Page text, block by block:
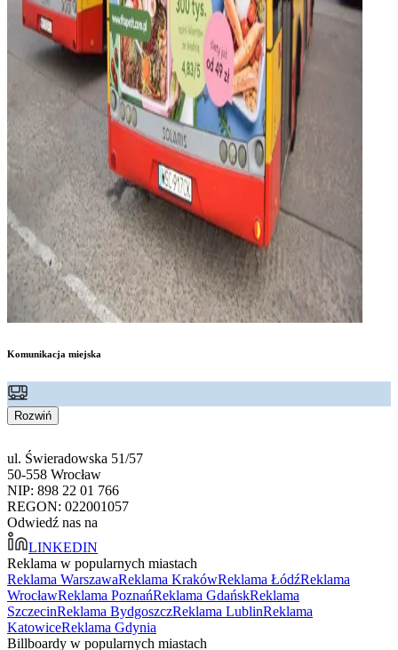
Komunikacja miejska
Rozwiń
ul. Świeradowska 51/57
50-558 Wrocław
NIP: 898 22 01 766
REGON: 022001057
Odwiedź nas na
LINKEDIN
Reklama w popularnych miastach
Reklama WarszawaReklama KrakówReklama ŁódźReklama
WrocławReklama PoznańReklama GdańskReklama
SzczecinReklama BydgoszczReklama LublinReklama
KatowiceReklama Gdynia
Billboardy w popularnych miastach